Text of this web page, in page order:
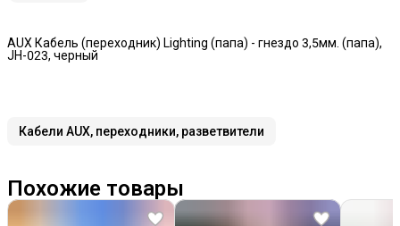
AUX Кабель (переходник) Lighting (папа) - гнездо 3,5мм. (папа),
JH-023, черный
Кабели AUX, переходники, разветвители
Похожие товары